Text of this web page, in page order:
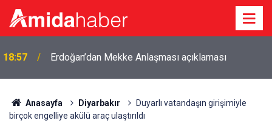
18:18
başlarını ezeceğiz
Anasayfa Diyarbakır
Duyarlı vatandaşın girişimiyle
birçok engelliye akülü araç ulaştırıldı